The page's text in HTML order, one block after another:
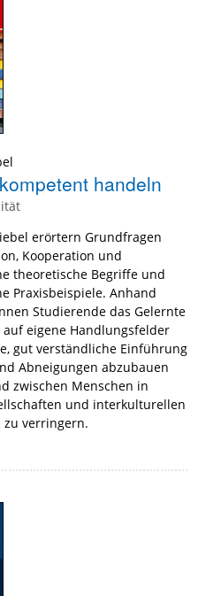
handeln
erörtern Grundfragen
Kooperation und
theoretische Begriffe und
Praxisbeispiele. Anhand
Studierende das Gelernte
eigene Handlungsfelder
gut verständliche Einführung
Abneigungen abzubauen
zwischen Menschen in
und interkulturellen
verringern.